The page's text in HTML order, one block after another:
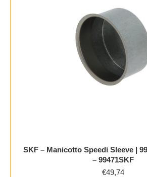
SKF – Manicotto Speedi Sleeve |
– 99471SKF
€49,74